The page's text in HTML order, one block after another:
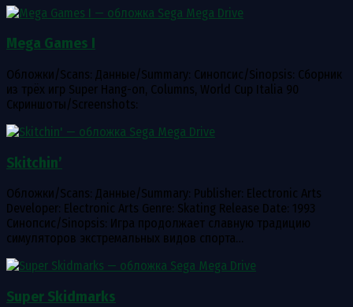
Mega Games I
Обложки/Scans: Данные/Summary: Синопсис/Sinopsis: Сборник
из трёх игр Super Hang-on, Columns, World Cup Italia 90
Скриншоты/Screenshots:
Skitchin’
Обложки/Scans: Данные/Summary: Publisher: Electronic Arts
Developer: Electronic Arts Genre: Skating Release Date: 1993
Синопсис/Sinopsis: Игра продолжает славную традицию
симуляторов экстремальных видов спорта…
Super Skidmarks